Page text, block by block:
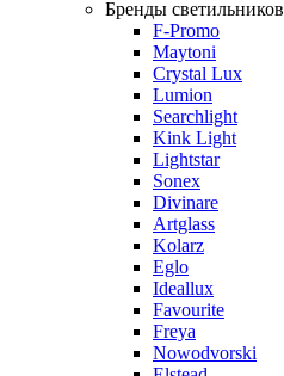
Бренды светильников
F-Promo
Maytoni
Crystal Lux
Lumion
Searchlight
Kink Light
Lightstar
Sonex
Divinare
Artglass
Kolarz
Eglo
Ideallux
Favourite
Freya
Nowodvorski